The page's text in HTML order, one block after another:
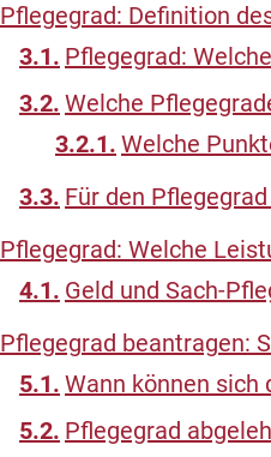
Pflegegrad: Definition
Pflegegrad:
Welche
Welche
Für den
Pflegegrad: Welche
Geld und Sach-
Pflegegrad beantragen:
Wann können sich
Pflegegrad